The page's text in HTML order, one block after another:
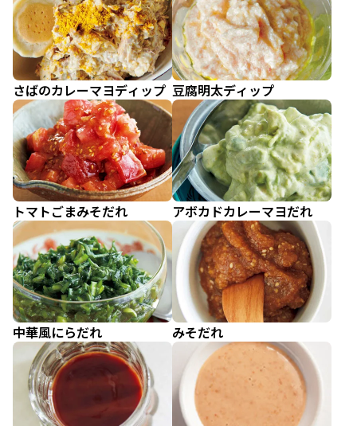
さばのカレーマヨディップ 豆腐明太ディップ
トマトごまみそだれ アボカドカレーマヨだれ
中華風にらだれ みそだれ